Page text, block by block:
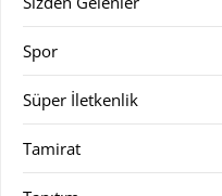
Spor
Süper İletkenlik
Tamirat